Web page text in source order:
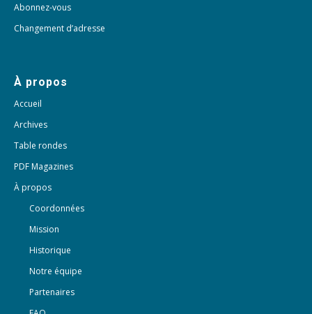
Abonnez-vous
Changement d’adresse
À propos
Accueil
Archives
Table rondes
PDF Magazines
À propos
Coordonnées
Mission
Historique
Notre équipe
Partenaires